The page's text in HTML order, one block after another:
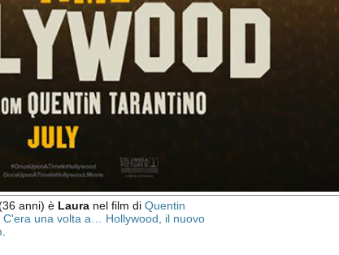
anni) è Lauranel film di Quentin
C'era una volta a… Hollywood, il nuovo